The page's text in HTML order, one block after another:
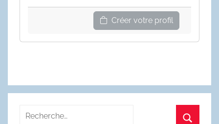
Créer votre profil
Recherche